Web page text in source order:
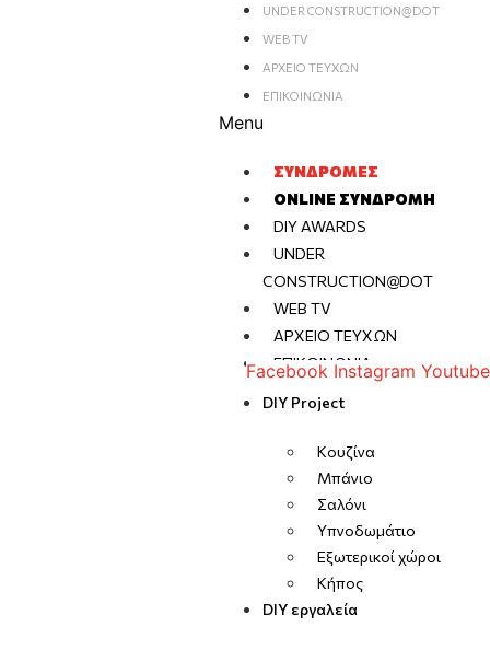
UNDER CONSTRUCTION@DOT
WEB TV
ΑΡΧΕΊΟ ΤΕΥΧΏΝ
ΕΠΙΚΟΙΝΩΝΊΑ
Menu
ΣΥΝΔΡΟΜΈΣ
ONLINE ΣΥΝΔΡΟΜΉ
DIY AWARDS
UNDER
CONSTRUCTION@DOT
WEB TV
ΑΡΧΕΊΟ ΤΕΥΧΏΝ
ΕΠΙΚΟΙΝΩΝΊΑ
Facebook Instagram Youtube
DIY Project
Κουζίνα
Μπάνιο
Σαλόνι
Υπνοδωμάτιο
Εξωτερικοί χώροι
Κήπος
DIY εργαλεία